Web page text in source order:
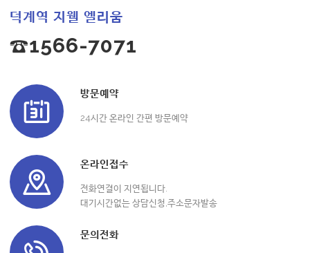
덕계역 지웰 엘리움
☎1566-7071
방문예약
24시간 온라인 간편 방문예약
온라인접수
전화연결이 지연됩니다.
대기시간없는 상담신청,주소문자발송
문의전화